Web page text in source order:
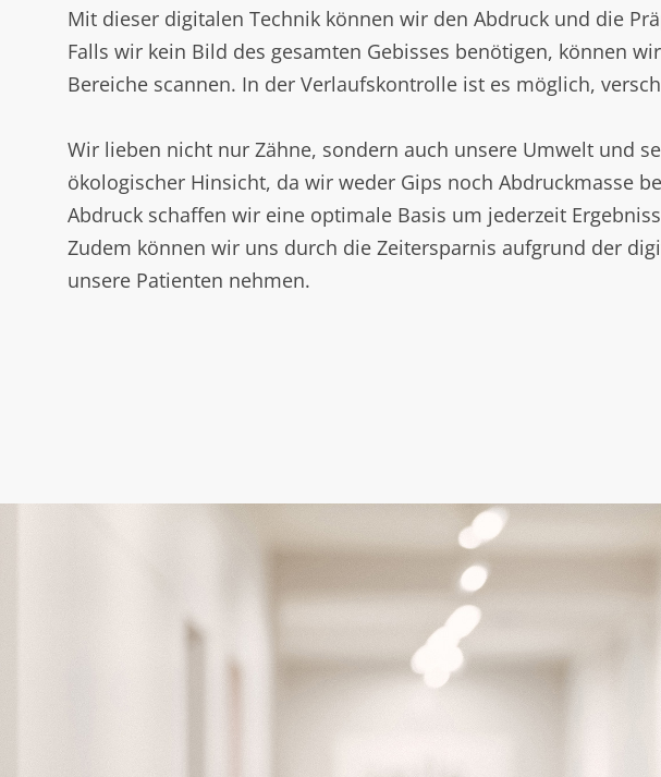
Mit dieser digitalen Technik können wir den Abdruck und die
Falls wir kein Bild des gesamten Gebisses benötigen, können
Bereiche scannen. In der Verlaufskontrolle ist es möglich,
Wir lieben nicht nur Zähne, sondern auch unsere Umwelt und
ökologischer Hinsicht, da wir weder Gips noch Abdruckmasse
Abdruck schaffen wir eine optimale Basis um jederzeit
Zudem können wir uns durch die Zeitersparnis aufgrund der
unsere Patienten nehmen.